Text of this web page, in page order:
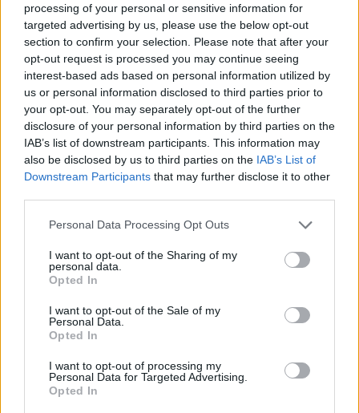
processing of your personal or sensitive information for
targeted advertising by us, please use the below opt-out
section to confirm your selection. Please note that after your
opt-out request is processed you may continue seeing
interest-based ads based on personal information utilized by
us or personal information disclosed to third parties prior to
your opt-out. You may separately opt-out of the further
disclosure of your personal information by third parties on the
IAB’s list of downstream participants. This information may
also be disclosed by us to third parties on the IAB’s List of
Downstream Participants that may further disclose it to other
Please note that this website/app uses one or more Google
not limited to your visit or usage behaviour. You may click to
grant or deny consent to Google and its third-party tags to
use your data for below specified purposes in below Google
consent section.
Personal Data Processing Opt Outs
I want to opt-out of the Sharing of my
personal data.
Opted In
I want to opt-out of the Sale of my
Personal Data.
Opted In
I want to opt-out of processing my
Personal Data for Targeted Advertising.
Opted In
Οι αρνητικές ταμειακές ροές της Peloton
έφτασαν τα 246,3 εκατ. δολάρια έναντι 411,9
εκατ. δολαρίων το προηγούμενο τρίμηνο και
έναντι 651,9 εκατ. δολαρίων το αντίστοιχο
περσινό διάστημα.
Μετά από την ανακοίνωση των αποτελεσμάτων, η
μετοχή της Peloton υποχωρεί 15% πριν από το
άνοιγμα της Wall Street, ενώ από την αρχή του
2022 υποχωρεί 75% μέχρι στιγμής.